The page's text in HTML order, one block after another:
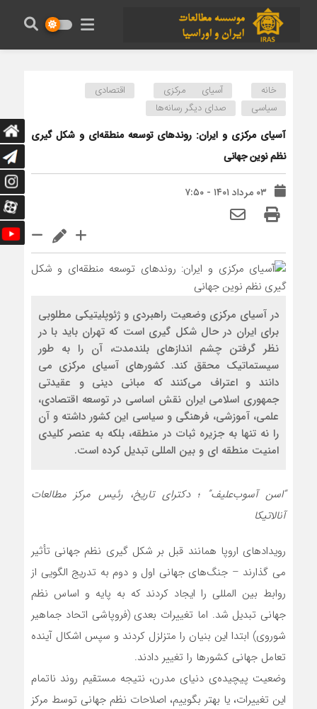
خانه آسیای مرکزی
اقتصادی
سیاسی
صدای دیگر رسانه‌ها
آسیای مرکزی و ایران: روندهای توسعه منطقه‌ای و شکل گیری
نظم نوین جهانی
۰۳ مرداد ۱۴۰۱ - ۷:۵۰
در آسیای مرکزی وضعیت راهبردی و ژئوپلیتیکی مطلوبی
برای ایران در حال شکل گیری است که تهران باید با در
نظر گرفتن چشم اندازهای بلندمدت، آن را به طور
سیستماتیک محقق کند. کشورهای آسیای مرکزی می
دانند و اعتراف می‌کنند که مبانی دینی و عقیدتی
جمهوری اسلامی ایران نقش اساسی در توسعه اقتصادی،
علمی، آموزشی، فرهنگی و سیاسی این کشور داشته و آن
را نه تنها به جزیره ثبات در منطقه، بلکه به عنصر کلیدی
امنیت منطقه ای و بین المللی تبدیل کرده است.
“اسن آسوب‌علیف” ؛ دکترای تاریخ، رئیس مرکز مطالعات
آنالاتیکا
رویدادهای اروپا همانند قبل بر شکل گیری نظم جهانی تأثیر
می گذارند – جنگ‌های جهانی اول و دوم به تدریج الگویی از
روابط بین المللی را ایجاد کردند که به پایه و اساس نظم
جهانی تبدیل شد. اما تغییرات بعدی (فروپاشی اتحاد جماهیر
شوروی) ابتدا این بنیان را متزلزل کردند و سپس اشکال آینده
تعامل جهانی کشورها را تغییر دادند.
وضعیت پیچیده‌ی دنیای مدرن، نتیجه مستقیم روند ناتمام
این تغییرات، یا بهتر بگوییم، اصلاحات نظم جهانی توسط مرکز